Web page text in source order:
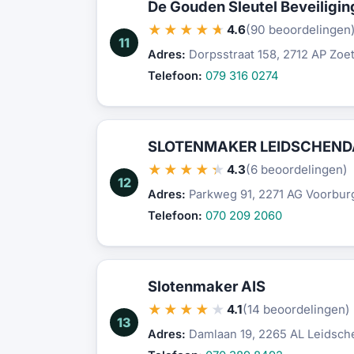
11
De Gouden Sleutel
★★★★★ 4.6(90 beoordelingen)
Adres: Dorpsstraat 158, 2712 AP
Telefoon: 079 316 0274
12
SLOTENMAKER
★★★★★ 4.3(6 beoordelingen)
Adres: Parkweg 91, 2271 AG
Telefoon: 070 209 2060
13
Slotenmaker AIS
★★★★★ 4.1(14 beoordelingen)
Adres: Damlaan 19, 2265 AL